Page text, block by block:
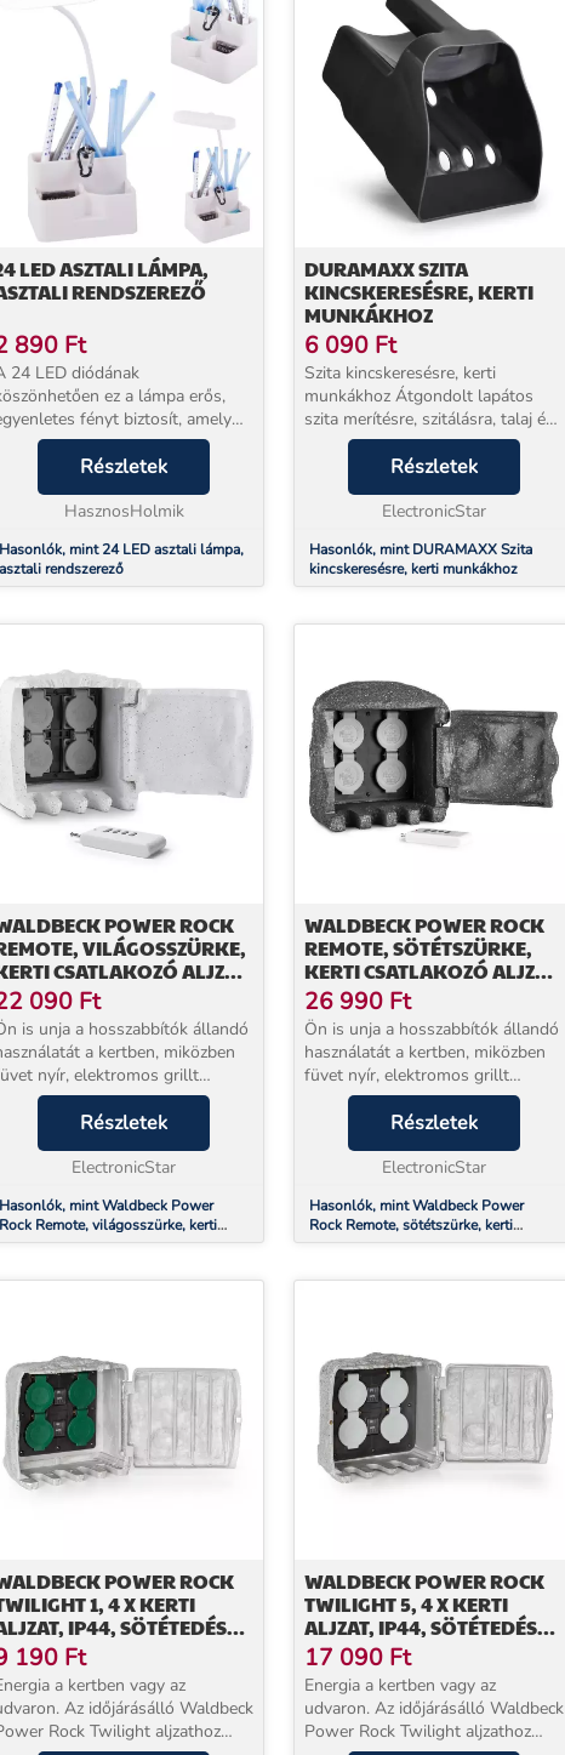
LED ASZTALI LÁMPA,
RENDSZEREZŐ
890 Ft
24 LED diódának
ez a lámpa erős,
fényt biztosít, amely
nem fárasztja el a szemét.
Kiválóan alkalmas számítógépes
munkához, olvasáshoz és egyéb
napi tevékenységek végzé...
Részletek
HasznosHolmik
Hasonlók, mint 24 LED asztali lámpa,
asztali rendszerező
DURAMAXX SZITA
KINCSKERESÉSRE, KERTI
MUNKÁKHOZ
6 090 Ft
Szita kincskeresésre, kerti
munkákhoz Átgondolt lapátos
szita merítésre, szitálásra, talaj és
kavics elválasztására. A szita egy
olyan eszköz, amely merítésre,
talaj és kavics elválasztására
Részletek
ElectronicStar
Hasonlók, mint DURAMAXX Szita
kincskeresésre, kerti munkákhoz
POWER ROCK
VILÁGOSSZÜRKE,
CSATLAKOZÓ ALJZAT,
ES ELOSZTÓ, 1,5 M,
SZIKLA
090 Ft
is unja a hosszabbítók állandó
a kertben, miközben
nyír, elektromos grillt
használ, vagy az esti party
megvilágítását rendezi? A
Waldbeck Power Rock Remote
dugaszoló aljzattal enn...
Részletek
ElectronicStar
Hasonlók, mint Waldbeck Power
Rock Remote, világosszürke, kerti
csatlakozó aljzat, 4-es elosztó, 1,5 m,
WALDBECK POWER ROCK
REMOTE, SÖTÉTSZÜRKE,
KERTI CSATLAKOZÓ ALJZAT,
4-ES ELOSZTÓ, 3 M,
TÁVIRÁNYÍTÓ, SZIKLA
26 990 Ft
Ön is unja a hosszabbítók állandó
használatát a kertben, miközben
füvet nyír, elektromos grillt
használ, vagy az esti party
megvilágítását rendezi? A
Waldbeck Power Rock Remote
dugaszoló aljzattal enn...
Részletek
ElectronicStar
Hasonlók, mint Waldbeck Power
Rock Remote, sötétszürke, kerti
csatlakozó aljzat, 4-es elosztó, 3 m,
POWER ROCK
1, 4 X KERTI
IP44, SÖTÉTEDÉS
190 Ft
a kertben vagy az
Az időjárásálló Waldbeck
Rock Twilight aljzathoz
WALDBECK POWER ROCK
TWILIGHT 5, 4 X KERTI
ALJZAT, IP44, SÖTÉTEDÉS
ÉRZÉKELŐ, 5 M
17 090 Ft
Energia a kertben vagy az
udvaron. Az időjárásálló Waldbeck
Power Rock Twilight aljzathoz